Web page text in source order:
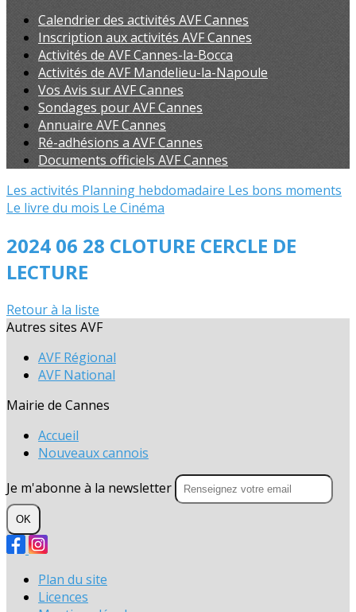
Calendrier des activités AVF Cannes
Inscription aux activités AVF Cannes
Activités de AVF Cannes-la-Bocca
Activités de AVF Mandelieu-la-Napoule
Vos Avis sur AVF Cannes
Sondages pour AVF Cannes
Annuaire AVF Cannes
Ré-adhésions a AVF Cannes
Documents officiels AVF Cannes
Les activités Planning hebdomadaire Les bons moments
Le livre du mois Le Cinéma
2024 06 28 CLOTURE CERCLE DE
LECTURE
Retour à la liste
Autres sites AVF
AVF Régional
AVF National
Mairie de Cannes
Accueil
Nouveaux cannois
Je m'abonne à la newsletter
OK
Plan du site
Licences